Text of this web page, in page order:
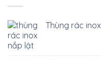
Thùng rác